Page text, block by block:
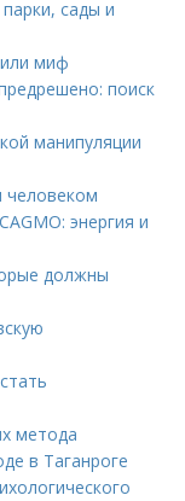
сады и
миф
поиск
манипуляции
человеком
энергия и
должны
метода
в Таганроге